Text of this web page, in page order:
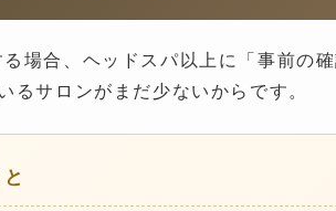
場合、ヘッドスパ以上に「事前の
るサロンがまだ少ないからです。